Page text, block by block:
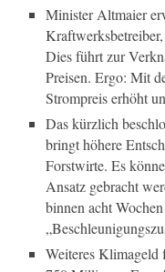
Minister Altmaier
Dies führt zur
Preisen. Ergo: Mit
Strompreis erhöht
Das kürzlich
bringt höhere
Forstwirte. Es
Ansatz gebracht
binnen acht
Weiteres